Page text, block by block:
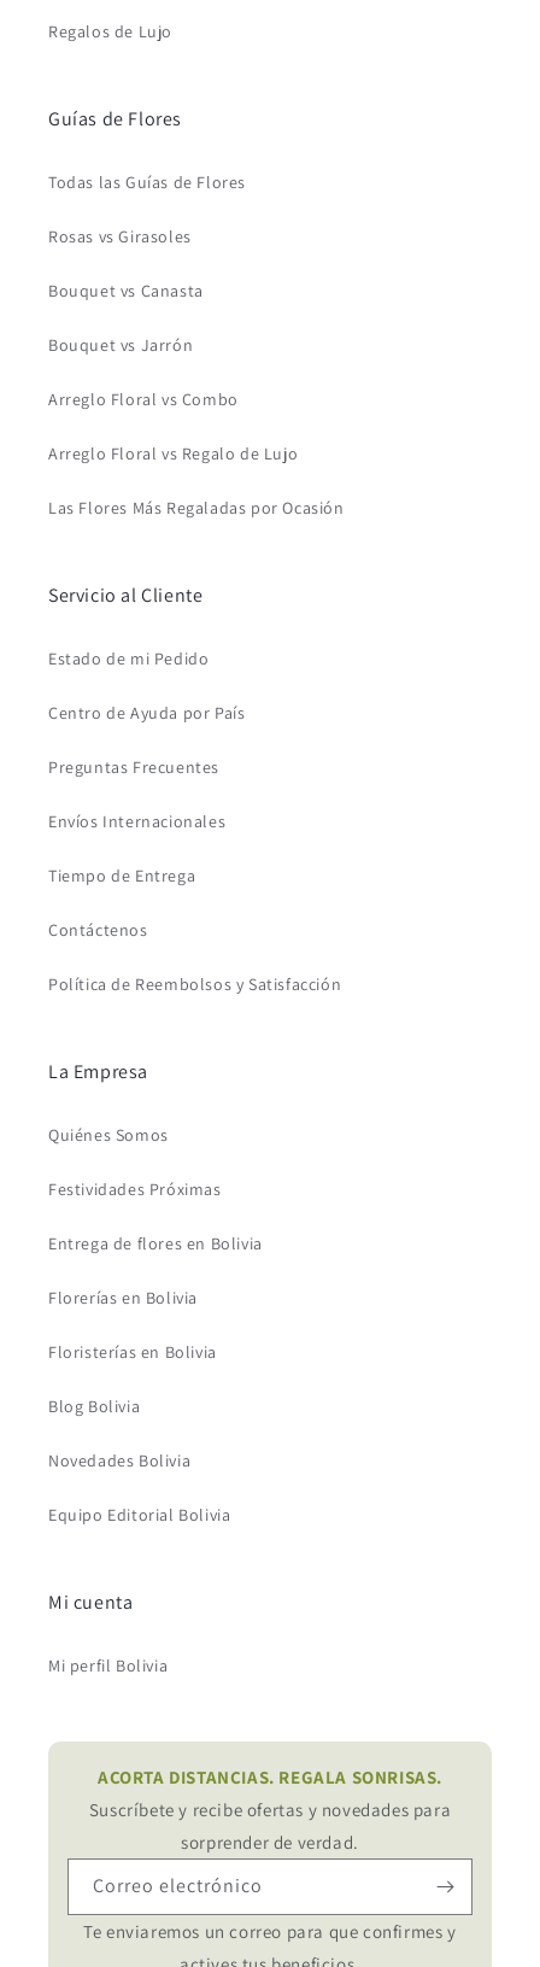
Regalos de Lujo
Guías de Flores
Todas las Guías de Flores
Rosas vs Girasoles
Bouquet vs Canasta
Bouquet vs Jarrón
Arreglo Floral vs Combo
Arreglo Floral vs Regalo de Lujo
Las Flores Más Regaladas por Ocasión
Servicio al Cliente
Estado de mi Pedido
Centro de Ayuda por País
Preguntas Frecuentes
Envíos Internacionales
Tiempo de Entrega
Contáctenos
Política de Reembolsos y Satisfacción
La Empresa
Quiénes Somos
Festividades Próximas
Entrega de flores en Bolivia
Florerías en Bolivia
Floristerías en Bolivia
Blog Bolivia
Novedades Bolivia
Equipo Editorial Bolivia
Mi cuenta
Mi perfil Bolivia
ACORTA DISTANCIAS. REGALA SONRISAS.
Suscríbete y recibe ofertas y novedades para
sorprender de verdad.
Correo electrónico
Te enviaremos un correo para que confirmes y